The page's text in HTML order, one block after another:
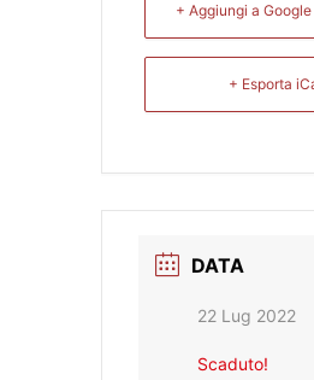
+ Aggiungi a
+ Esporta
DATA
22 Lug 2022
Scaduto!